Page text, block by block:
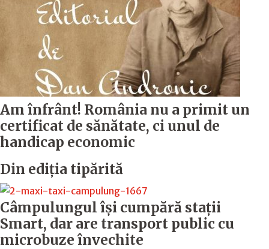
Am înfrânt! România nu a primit un
certificat de sănătate, ci unul de
handicap economic
Din ediția tipărită
Câmpulungul îşi cumpără staţii
Smart, dar are transport public cu
microbuze învechite